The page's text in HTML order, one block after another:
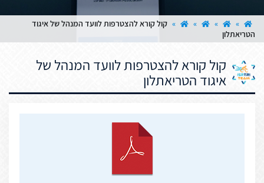
בלבד
»
»
»
» קול קורא להצטרפות לוועד המנהל של איגוד
הטריאתלון
קול קורא להצטרפות לוועד המנהל של
איגוד הטריאתלון